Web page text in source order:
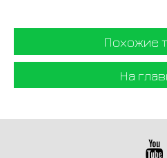
Похожие
На